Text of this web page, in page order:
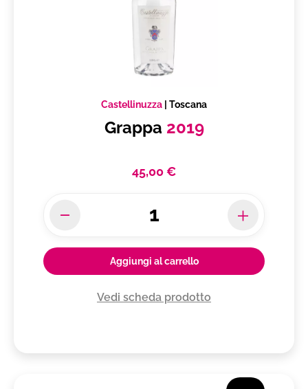
Castellinuzza Toscana
Grappa 2019
45,00 €
Aggiungi al carrello
Vedi scheda prodotto